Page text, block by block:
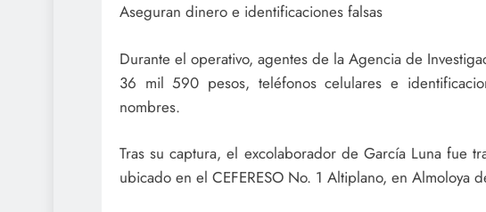
Aseguran dinero e identificaciones falsas
Durante el operativo, agentes de la Agencia de
36 mil 590 pesos, teléfonos celulares e
nombres.
Tras su captura, el excolaborador de García Luna fue
ubicado en el CEFERESO No. 1 Altiplano, en Almoloya